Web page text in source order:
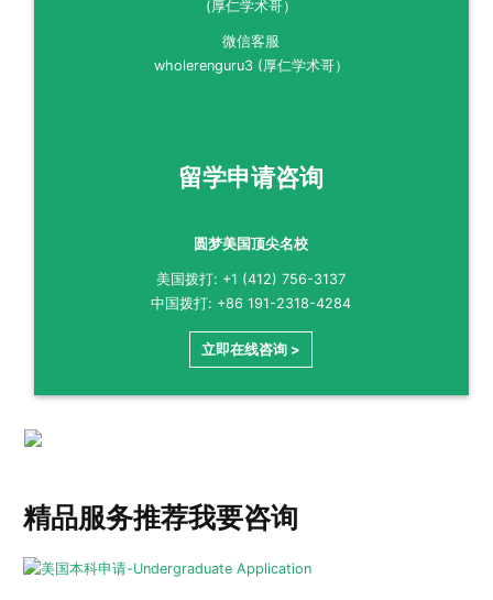
微信客服
wholerenguru3 (厚仁学术哥）
留学申请咨询
圆梦美国顶尖名校
美国拨打: +1 (412) 756-3137
中国拨打: +86 191-2318-4284
立即在线咨询 >
精品服务推荐我要咨询